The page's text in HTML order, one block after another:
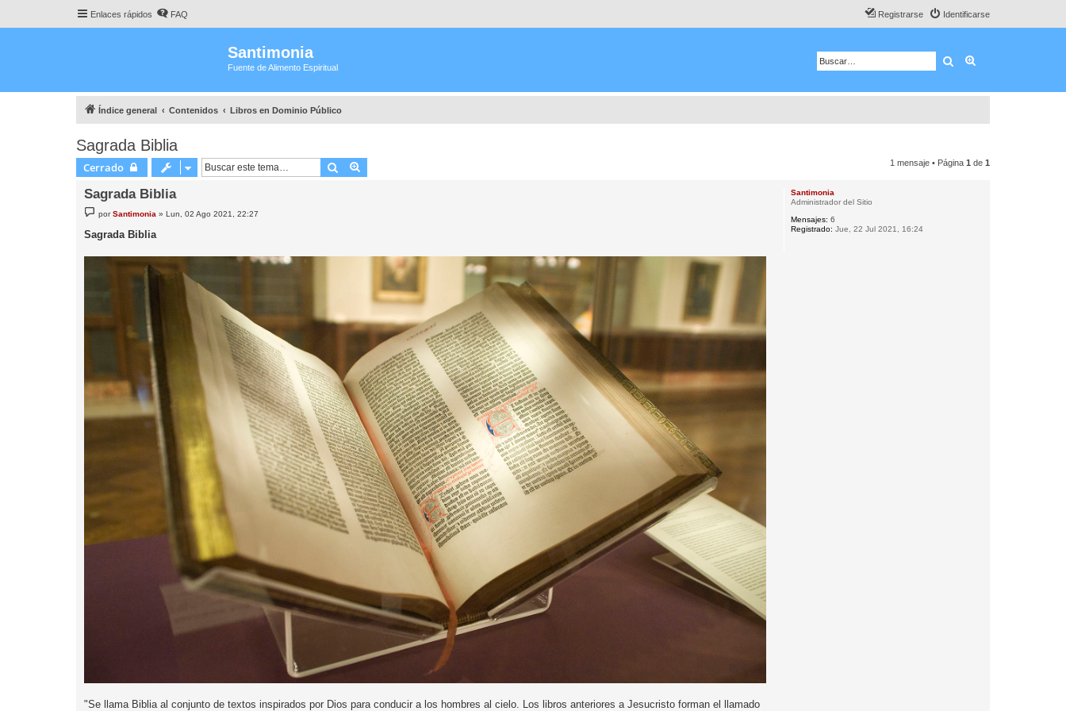
Enlaces rápidos FAQ Identificarse
Registrarse
Santimonia
Fuente de Alimento Espiritual Buscar
Índice general Contenidos Libros en Dominio Público
Sagrada Biblia
Cerrado Buscar 1 mensaje • Página 1 de 1
Santimonia
Administrador del Sitio
Mensajes: 6
Registrado: Jue, 22 Jul 2021, 16:24
Sagrada Biblia
e
s
j
porSantimonia »Lun, 02 Ago 2021, 22:27
Sagrada Biblia
"Se llama Biblia al conjunto de textos inspirados por Dios para conducir a los hombres al cielo. Los libros anteriores a Jesucristo forman el llamado